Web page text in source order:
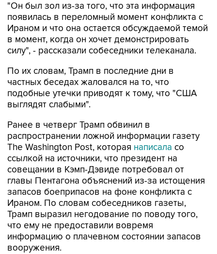
"Он был зол из-за того, что эта информация
появилась в переломный момент конфликта с
Ираном и что она остается обсуждаемой темой
в момент, когда он хочет демонстрировать
силу", - рассказали собеседники телеканала.
По их словам, Трамп в последние дни в
частных беседах жаловался на то, что
подобные утечки приводят к тому, что "США
выглядят слабыми".
Ранее в четверг Трамп обвинил в
распространении ложной информации газету
The Washington Post, которая написала со
ссылкой на источники, что президент на
совещании в Кэмп-Дэвиде потребовал от
главы Пентагона объяснений из-за истощения
запасов боеприпасов на фоне конфликта с
Ираном. По словам собеседников газеты,
Трамп выразил негодование по поводу того,
что ему не предоставили вовремя
информацию о плачевном состоянии запасов
вооружения.